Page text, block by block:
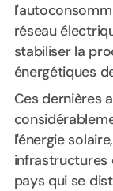
réseau
stabiliser la
énergétiques
Ces dernières
l'énergie
infrastructures
pays qui se